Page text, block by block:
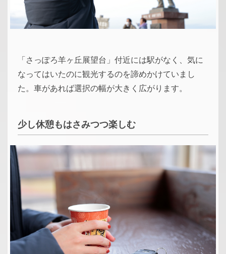
「さっぽろ羊ヶ丘展望台」付近には駅がなく、気に
なってはいたのに観光するのを諦めかけていまし
た。車があれば選択の幅が大きく広がります。
少し休憩もはさみつつ楽しむ